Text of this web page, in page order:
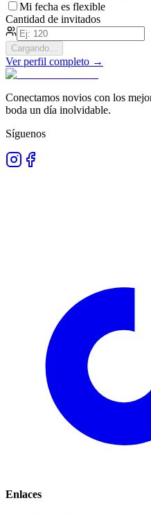
Mi fecha es flexible
Cantidad de invitados
Cargando...
Ver perfil completo →
Conectamos novios con los
boda un día inolvidable.
Síguenos
Enlaces